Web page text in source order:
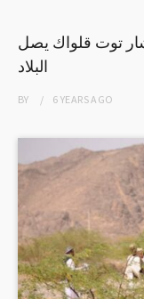
توت قلواك يصل
البلاد
BY 6 YEARSAGO